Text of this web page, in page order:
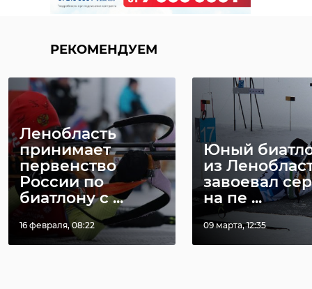
РЕКОМЕНДУЕМ
Ленобласть
принимает
первенство
России по
биатлону с ...
16 февраля, 08:22
Юный
из
завоевал
на пе ...
09 марта, 12:35